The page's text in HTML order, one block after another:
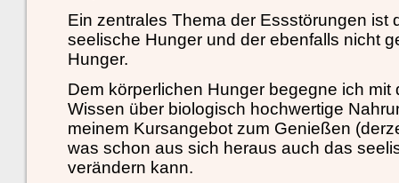
Ein zentrales Thema der Essstörungen ist
seelische Hunger und der ebenfalls nicht
Hunger.
Dem körperlichen Hunger begegne ich mit
Wissen über biologisch hochwertige
meinem Kursangebot zum Genießen
was schon aus sich heraus auch das
verändern kann.